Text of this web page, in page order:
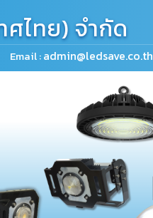
ไทย) จำกัด
Email :admin@ledsave.co.th